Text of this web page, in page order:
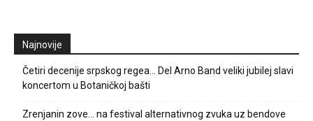
Najnovije
Četiri decenije srpskog regea… Del Arno Band veliki jubilej slavi
koncertom u Botaničkoj bašti
Zrenjanin zove… na festival alternativnog zvuka uz bendove